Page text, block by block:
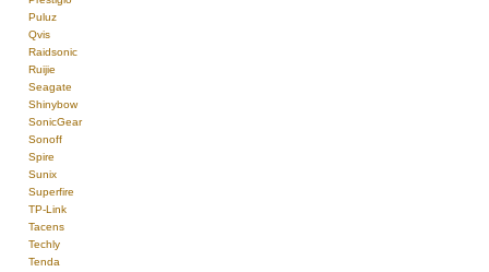
Puluz
Qvis
Raidsonic
Ruijie
Seagate
Shinybow
SonicGear
Sonoff
Spire
Sunix
Superfire
TP-Link
Tacens
Techly
Tenda